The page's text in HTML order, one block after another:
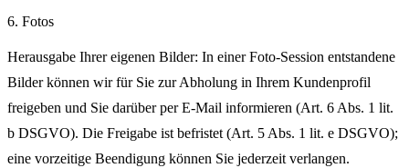
6. Fotos
Herausgabe Ihrer eigenen Bilder: In einer Foto-Session entstandene
Bilder können wir für Sie zur Abholung in Ihrem Kundenprofil
freigeben und Sie darüber per E-Mail informieren (Art. 6 Abs. 1 lit.
b DSGVO). Die Freigabe ist befristet (Art. 5 Abs. 1 lit. e DSGVO);
eine vorzeitige Beendigung können Sie jederzeit verlangen.